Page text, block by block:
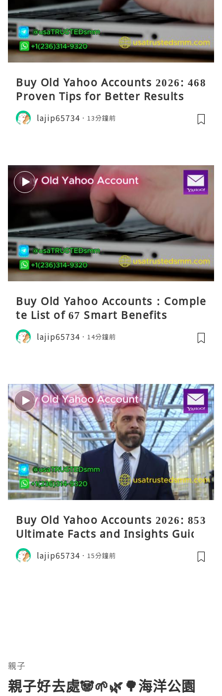
Buy Old Yahoo Accounts 2026: 468
Proven Tips for Better Results
lajip65734 13分鐘前
Buy Old Yahoo Accounts : Comple
te List of 67 Smart Benefits
lajip65734 14分鐘前
Buy Old Yahoo Accounts 2026: 853
Ultimate Facts and Insights Guide
lajip65734 15分鐘前
親子
親子好去處🐼🌱🌿🌳海洋公園